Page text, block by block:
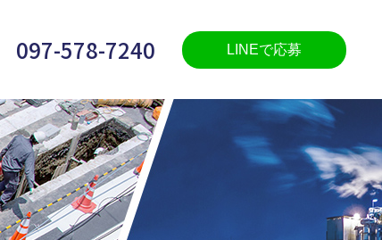
097-578-7240 LINEで応募